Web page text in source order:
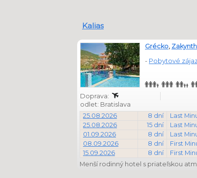
Kalias
Grécko,
- Pobytové
Doprava:
odlet: Bratislava
25.08.2026
8 dní Last
25.08.2026
15 dní Last
01.09.2026
8 dní Last
08.09.2026
8 dní First
15.09.2026
8 dní First
Menší rodinný hotel s priateľskou